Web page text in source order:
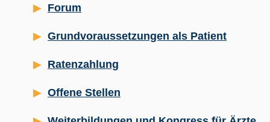
Forum
Grundvoraussetzungen als Patient
Ratenzahlung
Offene Stellen